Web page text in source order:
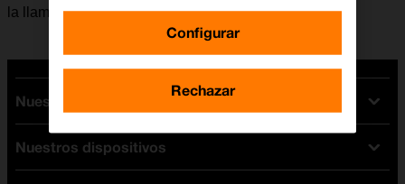
la llamada en curso.
Nuestras tarifas
Tarifas Orange
Tarifas fibra y móvil
Nuestros dispositivos
Configurar
Rechazar